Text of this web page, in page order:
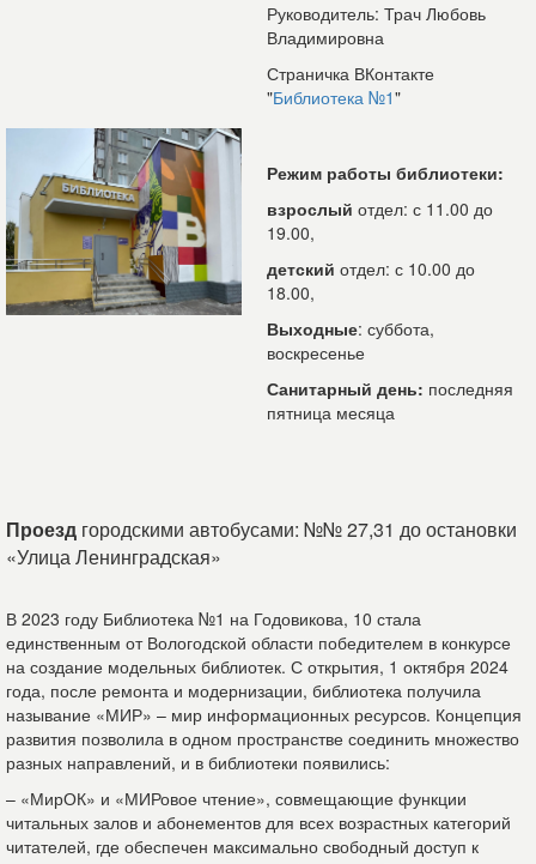
Руководитель: Трач Любовь
Владимировна
Страничка ВКонтакте
"Библиотека №1"
Режим работы библиотеки:
взрослый отдел: с 11.00 до
19.00,
детский отдел: с 10.00 до
18.00,
Выходные: суббота,
воскресенье
Санитарный день: последняя
пятница месяца
Проезд городскими автобусами: №№ 27,31 до остановки
«Улица Ленинградская»
В 2023 году Библиотека №1 на Годовикова, 10 стала
единственным от Вологодской области победителем в конкурсе
на создание модельных библиотек. С открытия, 1 октября 2024
года, после ремонта и модернизации, библиотека получила
называние «МИР» – мир информационных ресурсов. Концепция
развития позволила в одном пространстве соединить множество
разных направлений, и в библиотеки появились:
– «МирОК» и «МИРовое чтение», совмещающие функции
читальных залов и абонементов для всех возрастных категорий
читателей, где обеспечен максимально свободный доступ к